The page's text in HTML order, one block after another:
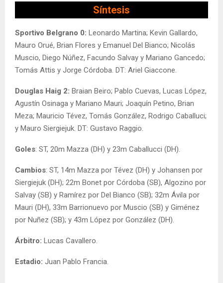
Síntesis
Sportivo Belgrano 0: Leonardo Martina; Kevin Gallardo,
Mauro Orué, Brian Flores y Emanuel Del Bianco; Nicolás
Muscio, Diego Núñez, Facundo Salvay y Mariano Gancedo;
Tomás Attis y Jorge Córdoba. DT: Ariel Giaccone.
Douglas Haig 2: Braian Beiro; Pablo Cuevas, Lucas López,
Agustín Osinaga y Mariano Mauri; Joaquín Petino, Brian
Meza; Mauricio Tévez, Tomás González, Rodrigo Caballuci;
y Mauro Siergiejuk. DT: Gustavo Raggio.
Goles: ST, 20m Mazza (DH) y 23m Caballucci (DH).
Cambios: ST, 14m Mazza por Tévez (DH) y Johansen por
Siergiejuk (DH); 22m Bonet por Córdoba (SB), Algozino por
Salvay (SB) y Ramírez por Del Bianco (SB); 32m Ávila por
Mauri (DH), 33m Barrionuevo por Muscio (SB) y Giménez
por Nuñez (SB); y 43m López por González (DH).
Árbitro: Lucas Cavallero.
Estadio: Juan Pablo Francia.